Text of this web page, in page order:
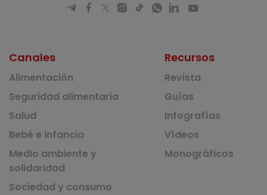
Canales
Alimentación
Seguridad alimentaria
Salud
Bebé e infancia
Medio ambiente y
solidaridad
Sociedad y consumo
Recursos
Revista
Guías
Infografías
Vídeos
Monográficos